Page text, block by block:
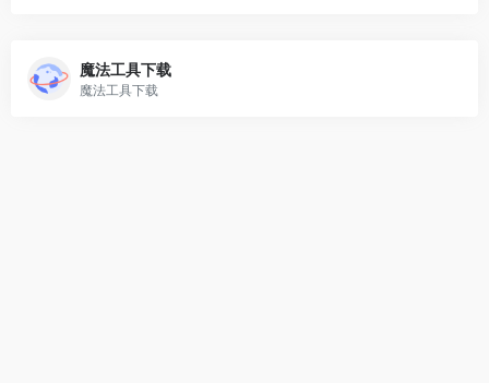
魔法工具下载
魔法工具下载